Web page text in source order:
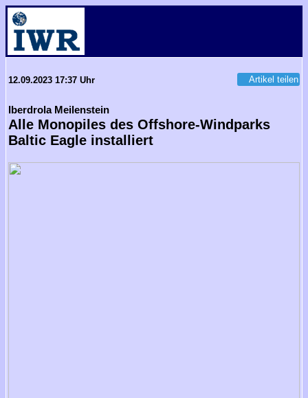
12.09.2023 17:37 Uhr Artikel teilen
Iberdrola Meilenstein
Alle Monopiles des Offshore-Windparks
Baltic Eagle installiert